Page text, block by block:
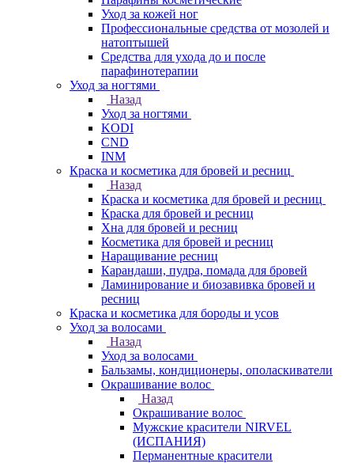
Уход за кожей ног
Профессиональные средства от мозолей и
натоптышей
Средства для ухода до и после
парафинотерапии
Уход за ногтями
Назад
Уход за ногтями
KODI
CND
INM
Краска и косметика для бровей и ресниц
Назад
Краска и косметика для бровей и ресниц
Краска для бровей и ресниц
Хна для бровей и ресниц
Косметика для бровей и ресниц
Наращивание ресниц
Карандаши, пудра, помада для бровей
Ламинирование и биозавивка бровей и
ресниц
Краска и косметика для бороды и усов
Уход за волосами
Назад
Уход за волосами
Бальзамы, кондиционеры, ополаскиватели
Окрашивание волос
Назад
Окрашивание волос
Мужские красители NIRVEL
(ИСПАНИЯ)
Перманентные красители